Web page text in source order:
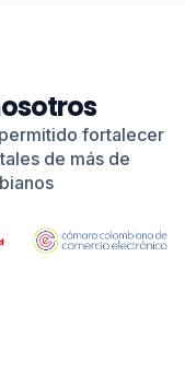
fortalecer
de más de